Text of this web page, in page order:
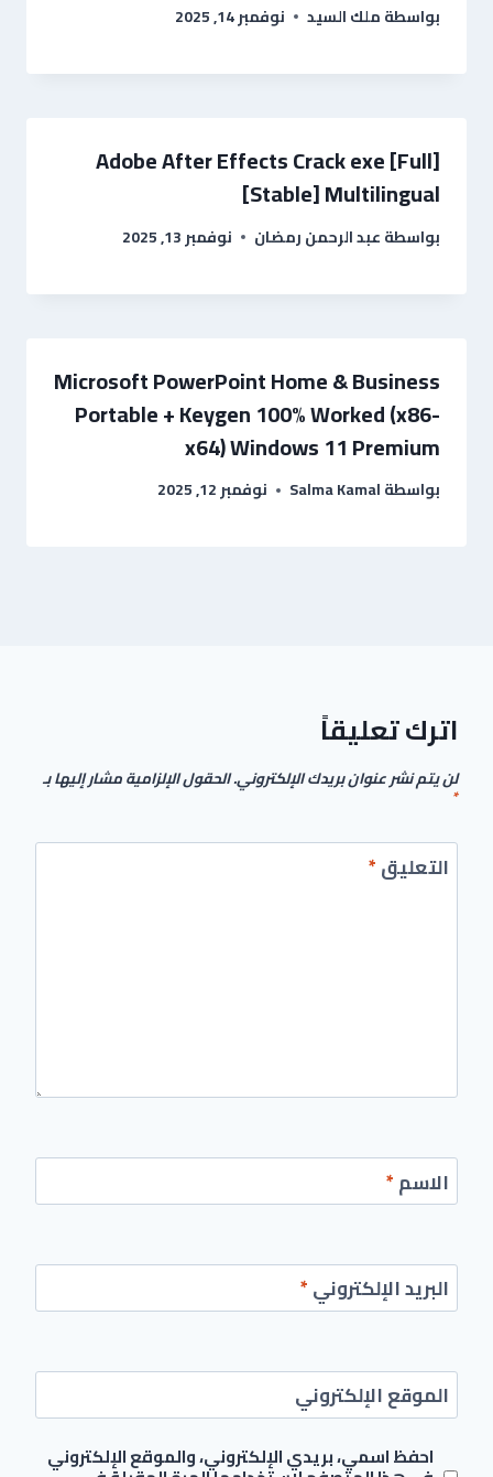
بواسطةملك السيد نوفمبر 14, 2025
Adobe After Effects Crack exe [Full]
[Stable] Multilingual
بواسطةعبد الرحمن رمضان نوفمبر 13, 2025
Microsoft PowerPoint Home & Business
Portable + Keygen 100% Worked (x86-
x64) Windows 11 Premium
بواسطةSalma Kamal نوفمبر 12, 2025
اترك تعليقاً
لن يتم نشر عنوان بريدك الإلكتروني.الحقول الإلزامية مشار إليها بـ
*
التعليق*
الاسم*
البريد الإلكتروني*
الموقع الإلكتروني
احفظ اسمي، بريدي الإلكتروني، والموقع الإلكتروني